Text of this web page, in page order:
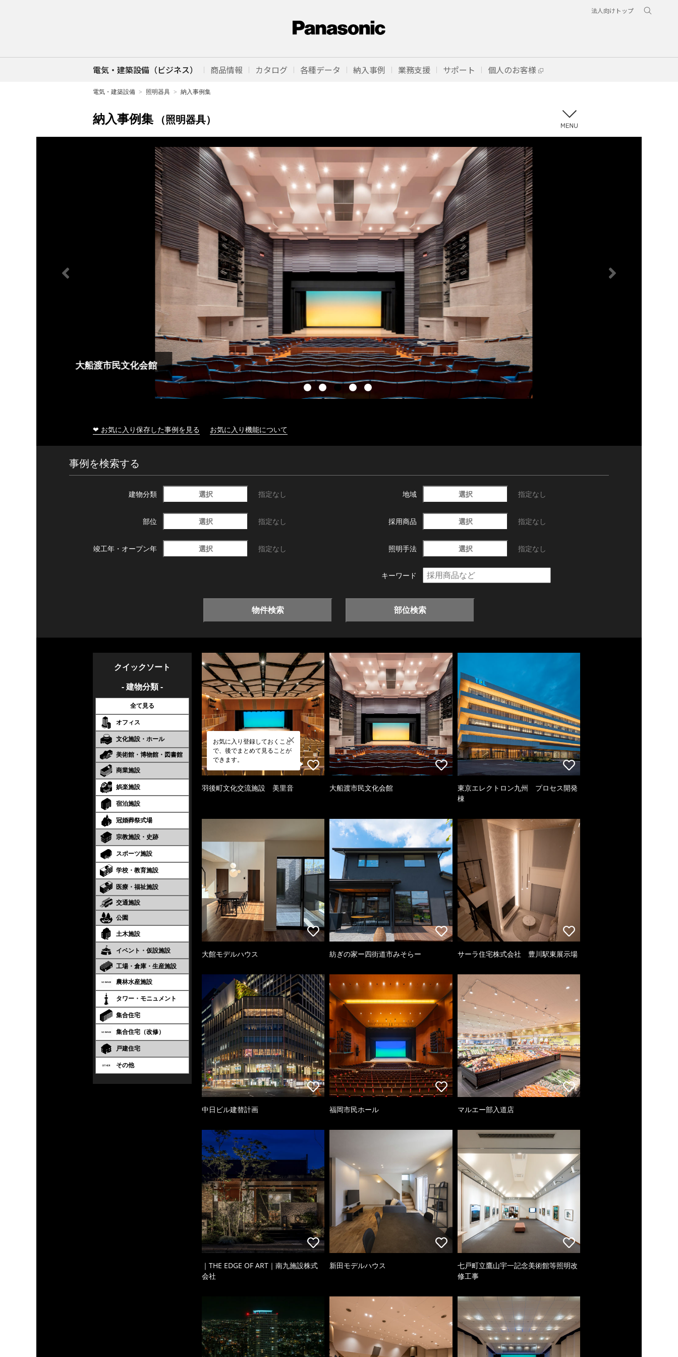
法人向けトップ
電気・建築設備（ビジネス） 商品情報 カタログ 各種データ 納入事例 業務支援 サポート 個人のお客様
電気・建築設備 照明器具 納入事例集
納入事例集 （照明器具）
大船渡市民文化会館
❤ お気に入り保存した事例を見る お気に入り機能について
事例を検索する
建物分類 選択 指定なし 地域 選択 指定なし
部位 選択 指定なし 採用商品 選択 指定なし
竣工年・ オープン年 選択 指定なし 照明手法 選択 指定なし
キーワード
物件検索 部位検索
クイックソート
- 建物分類 -
全て見る
オフィス
文化施設・ホール
美術館・博物館・図書館
商業施設
娯楽施設
宿泊施設
冠婚葬祭式場
宗教施設・史跡
スポーツ施設
学校・教育施設
医療・福祉施設
交通施設
公園
土木施設
イベント・仮設施設
工場・倉庫・生産施設
農林水産施設
タワー・モニュメント
集合住宅
集合住宅（改修）
戸建住宅
その他
お気に入り登録しておくこと
で、後でまとめて見ることが
できます。
羽後町文化交流施設 美里音 大船渡市民文化会館
東京エレクトロン九州 プロセス開発
棟
大館モデルハウス 紡ぎの家ー四街道市みそらー サーラ住宅株式会社 豊川駅東展示場
中日ビル建替計画 福岡市民ホール マルエー部入道店
｜THE EDGE OF ART｜南九施設株式
会社
新田モデルハウス
七戸町立鷹山宇一記念美術館等照明改
修工事